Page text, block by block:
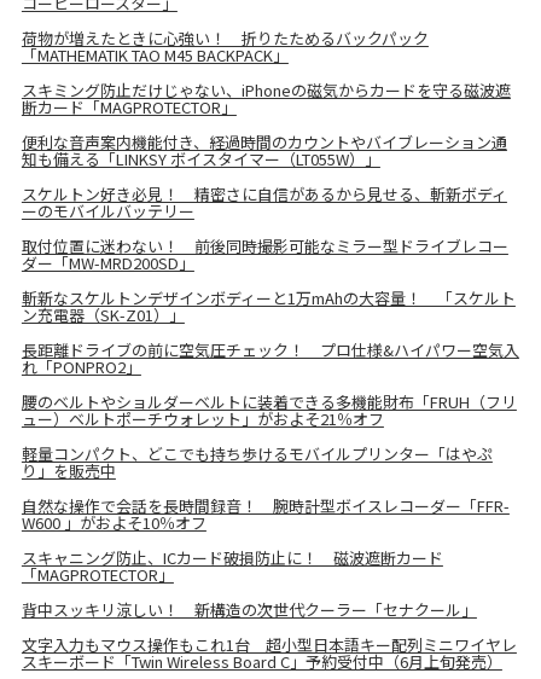
荷物が増えたときに心強い！ 折りたためるバックパック
「MATHEMATIK TAO M45 BACKPACK」
スキミング防止だけじゃない、iPhoneの磁気からカードを守る磁波遮
断カード「MAGPROTECTOR」
便利な音声案内機能付き、経過時間のカウントやバイブレーション通
知も備える「LINKSY ボイスタイマー（LT055W）」
スケルトン好き必見！ 精密さに自信があるから見せる、斬新ボディ
ーのモバイルバッテリー
取付位置に迷わない！ 前後同時撮影可能なミラー型ドライブレコー
ダー「MW-MRD200SD」
斬新なスケルトンデザインボディーと1万mAhの大容量！ 「スケルト
ン充電器（SK-Z01）」
長距離ドライブの前に空気圧チェック！ プロ仕様&ハイパワー空気入
れ「PONPRO2」
腰のベルトやショルダーベルトに装着できる多機能財布「FRUH（フリ
ュー）ベルトポーチウォレット」がおよそ21％オフ
軽量コンパクト、どこでも持ち歩けるモバイルプリンター「はやぷ
り」を販売中
自然な操作で会話を長時間録音！ 腕時計型ボイスレコーダー「FFR-
W600 」がおよそ10％オフ
スキャニング防止、ICカード破損防止に！ 磁波遮断カード
「MAGPROTECTOR」
背中スッキリ涼しい！ 新構造の次世代クーラー「セナクール」
文字入力もマウス操作もこれ1台 超小型日本語キー配列ミニワイヤレ
スキーボード「Twin Wireless Board C」予約受付中（6月上旬発売）